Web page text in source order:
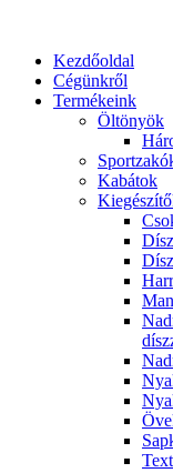
Kezdőoldal
Cégünkről
Termékeink
Öltönyök
Kabátok